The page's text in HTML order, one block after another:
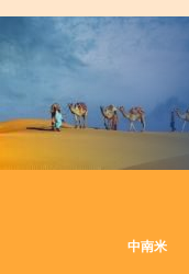
中南米